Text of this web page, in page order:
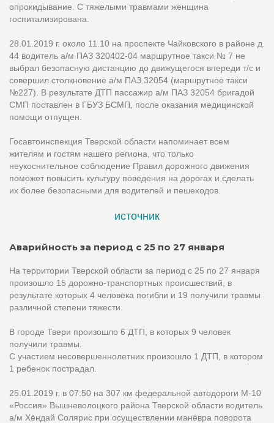
опрокидывание. С тяжелыми травмами женщина
госпитализирована.
28.01.2019 г. около 11.10 на проспекте Чайковского в районе д.
44 водитель а/м ПАЗ 320402-04 маршрутное такси № 7 не
выбрал безопасную дистанцию до движущегося впереди т/с и
совершил столкновение а/м ПАЗ 32054 (маршрутное такси
№227). В результате ДТП пассажир а/м ПАЗ 32054 бригадой
СМП поставлен в ГБУЗ БСМП, после оказания медицинской
помощи отпущен.
Госавтоинспекция Тверской области напоминает всем
жителям и гостям нашего региона, что только
неукоснительное соблюдение Правил дорожного движения
поможет повысить культуру поведения на дорогах и сделать
их более безопасными для водителей и пешеходов.
источник
Аварийность за период с 25 по 27 января
На территории Тверской области за период с 25 по 27 января
произошло 15 дорожно-транспортных происшествий, в
результате которых 4 человека погибли и 19 получили травмы
различной степени тяжести.
В городе Твери произошло 6 ДТП, в которых 9 человек
получили травмы.
С участием несовершеннолетних произошло 1 ДТП, в котором
1 ребенок пострадал.
25.01.2019 г. в 07:50 на 307 км федеральной автодороги М-10
«Россия» Вышневолоцкого района Тверской области водитель
а/м Хёндай Солярис при осуществлении манёвра поворота